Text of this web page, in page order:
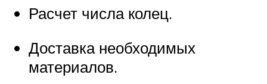
Расчет числа колец.
Доставка необходимых
материалов.